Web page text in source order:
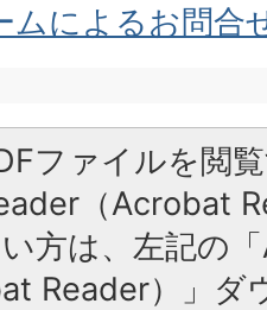
ムによるお問合
ファイルを閲
（Acrobat
方は、左記の
Reader）」ダ